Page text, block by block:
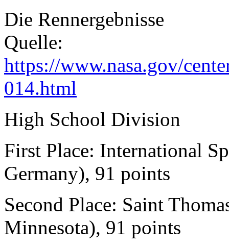
Die Rennergebnisse
Quelle:
https://www.nasa.gov/
014.html
High School Division
First Place: International
Germany), 91 points
Second Place: Saint
Minnesota), 91 points